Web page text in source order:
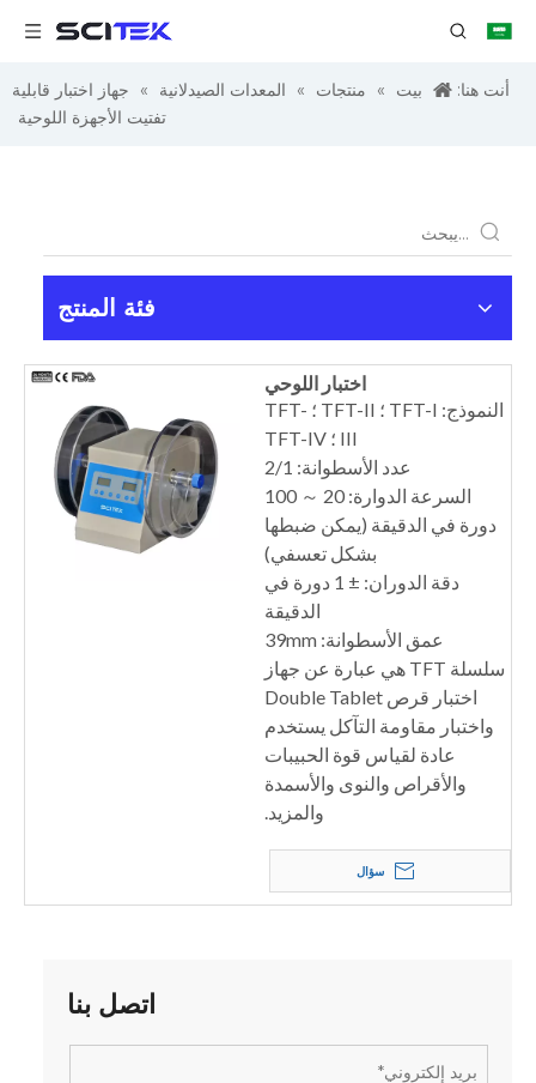
أنت هنا: بيت » منتجات » المعدات الصيدلانية »
جهاز اختبار قابلية
تفتيت الأجهزة اللوحية
فئة المنتج
اختبار اللوحي
النموذج: TFT-I ؛ TFT-II ؛ TFT-
III ؛ TFT-IV
عدد الأسطوانة: 2/1
السرعة الدوارة: 20 ～ 100
دورة في الدقيقة (يمكن ضبطها
بشكل تعسفي)
دقة الدوران: ± 1 دورة في
الدقيقة
عمق الأسطوانة: 39mm
سلسلة TFT هي عبارة عن جهاز
اختبار قرص Double Tablet
واختبار مقاومة التآكل يستخدم
عادة لقياس قوة الحبيبات
والأقراص والنوى والأسمدة
والمزيد.
سؤال
اتصل بنا